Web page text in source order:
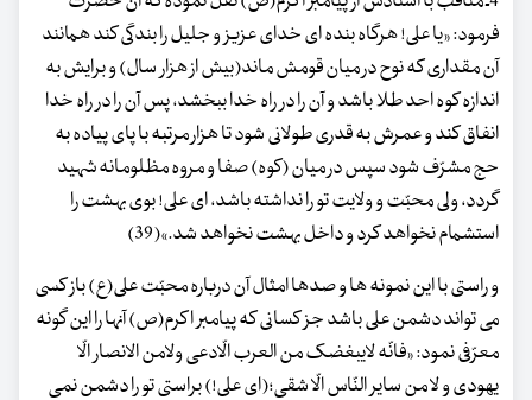
فرمود: «یا علی! هرگاه بنده ای خدای عزیز و جلیل را بندگی کند همانند
آن مقداری که نوح در میان قومش ماند(بیش از هزار سال) و برایش به
اندازه کوه احد طلا باشد و آن را در راه خدا ببخشد، پس آن را در راه خدا
انفاق کند و عمرش به قدری طولانی شود تا هزار مرتبه با پای پیاده به
حج مشرّف شود سپس در میان (کوه) صفا و مروه مظلومانه شهید
گردد، ولی محبّت و ولایت تو را نداشته باشد، ای علی! بوی بهشت را
استشمام نخواهد کرد و داخل بهشت نخواهد شد.»(39)
و راستی با این نمونه ها و صدها امثال آن درباره محبّت علی(ع) باز کسی
می تواند دشمن علی باشد جز کسانی که پیامبر اکرم(ص) آنها را این گونه
معرّفی نمود: «فانّه لایبغضک من العرب الّادعی ولامن الانصار الّا
یهودی و لا من سایر النّاس الّا شقی؛(ای علی!) براستی تو را دشمن نمی